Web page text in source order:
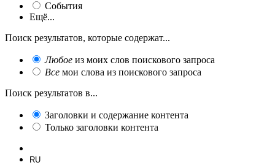
События
Ещё...
Поиск результатов, которые содержат...
Любое из моих слов поискового запроса
Все мои слова из поискового запроса
Поиск результатов в...
Заголовки и содержание контента
Только заголовки контента
RU